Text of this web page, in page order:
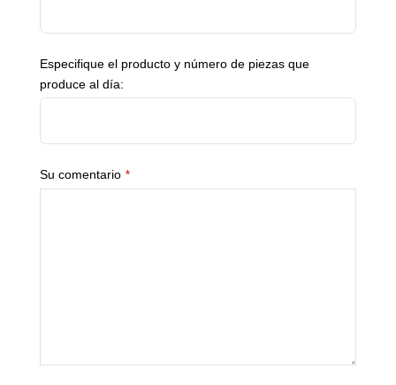
Especifique el producto y número de piezas que
produce al día:
Su comentario *